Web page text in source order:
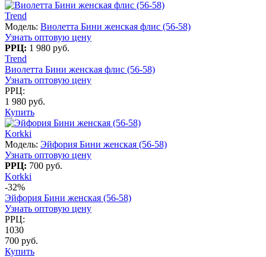
Trend
Модель: Виолетта Бини женская флис (56-58)
Узнать оптовую цену
РРЦ: 1 980 руб.
Trend
Виолетта Бини женская флис (56-58)
Узнать оптовую цену
РРЦ:
1 980 руб.
Купить
Korkki
Модель: Эйфория Бини женская (56-58)
Узнать оптовую цену
РРЦ: 700 руб.
Korkki
-32%
Эйфория Бини женская (56-58)
Узнать оптовую цену
РРЦ:
1030
700 руб.
Купить